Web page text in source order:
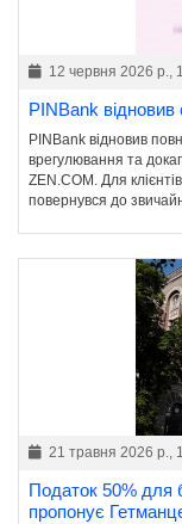
12 червня 2026 р.,
PINBank
PINBank відновив
врегулювання та
ZEN.COM. Для
повернувся до
21 травня 2026 р.,
Податок 50% для
пропонує